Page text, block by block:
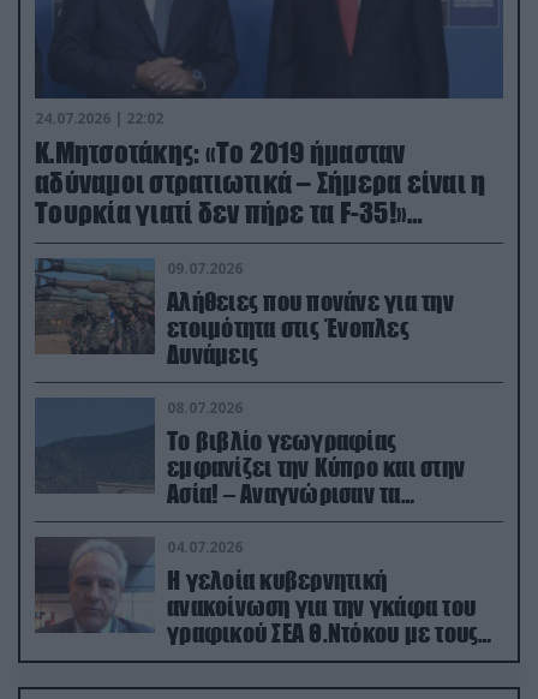
24.07.2026 | 22:02
Κ.Μητσοτάκης: «Το 2019 ήμασταν
αδύναμοι στρατιωτικά – Σήμερα είναι η
Τουρκία γιατί δεν πήρε τα F-35!»
(βίντεο)
09.07.2026
Αλήθειες που πονάνε για την
ετοιμότητα στις Ένοπλες
Δυνάμεις
08.07.2026
Το βιβλίο γεωγραφίας
εμφανίζει την Κύπρο και στην
Ασία! – Αναγνώρισαν τα
κατεχόμενα; (φωτο)
04.07.2026
Η γελοία κυβερνητική
ανακοίνωση για την γκάφα του
γραφικού ΣΕΑ Θ.Ντόκου με τους
Ρώσους φαρσέρ